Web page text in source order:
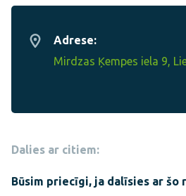
Adrese:
Mirdzas Ķempes iela 9,
Dalies ar citiem:
Būsim priecīgi, ja dalīsies ar šo